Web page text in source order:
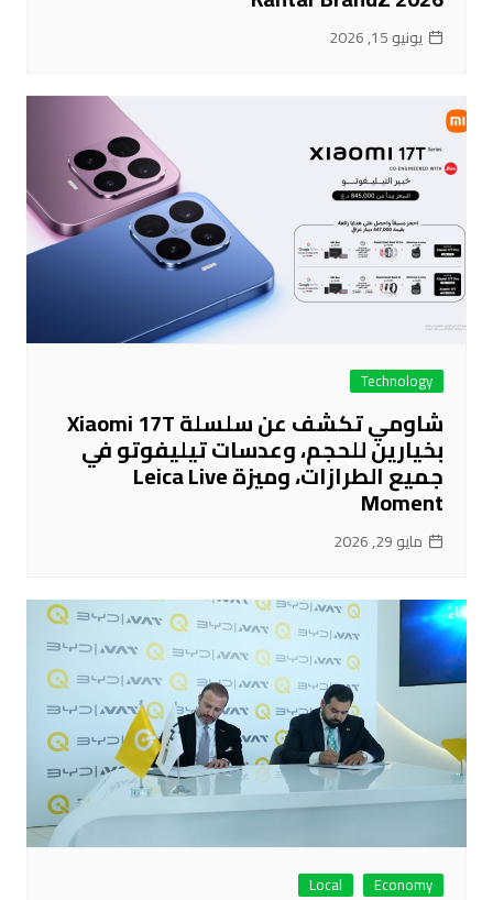
يونيو 15, 2026
Technology
شاومي تكشف عن سلسلة Xiaomi 17T
بخيارين للحجم، وعدسات تيليفوتو في
جميع الطرازات، وميزة Leica Live
Moment
مايو 29, 2026
Economy
Local